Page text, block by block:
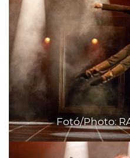
Fotó/Photo: